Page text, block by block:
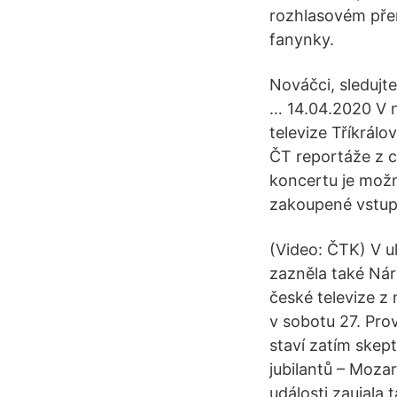
rozhlasovém
fanynky.
Nováčci,
… 14.04.2020 V
televize
ČT reportáže z
koncertu je
zakoupené
(Video: ČTK) V
zazněla také
české televize z
v sobotu 27.
staví zatím
jubilantů –
události zaujala